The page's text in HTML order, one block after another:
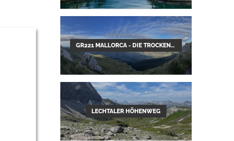
GR221 MALLORCA - DIE TROCKENMAUERROUTE
LECHTALER HÖHENWEG